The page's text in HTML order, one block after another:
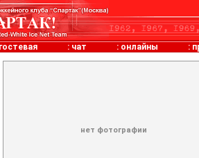
гостевая : чат : онлайны :
нет фотографии